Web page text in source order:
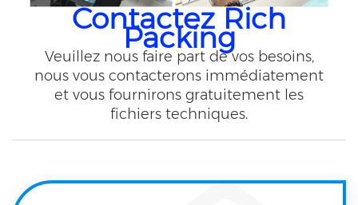
Contactez Rich
Packing
Veuillez nous faire part de vos besoins,
nous vous contacterons immédiatement
et vous fournirons gratuitement les
fichiers techniques.